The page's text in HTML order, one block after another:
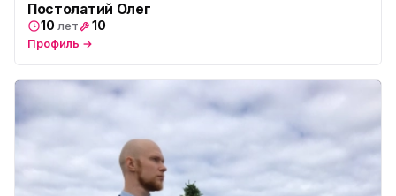
Постолатий Олег
10 лет 10
Профиль →